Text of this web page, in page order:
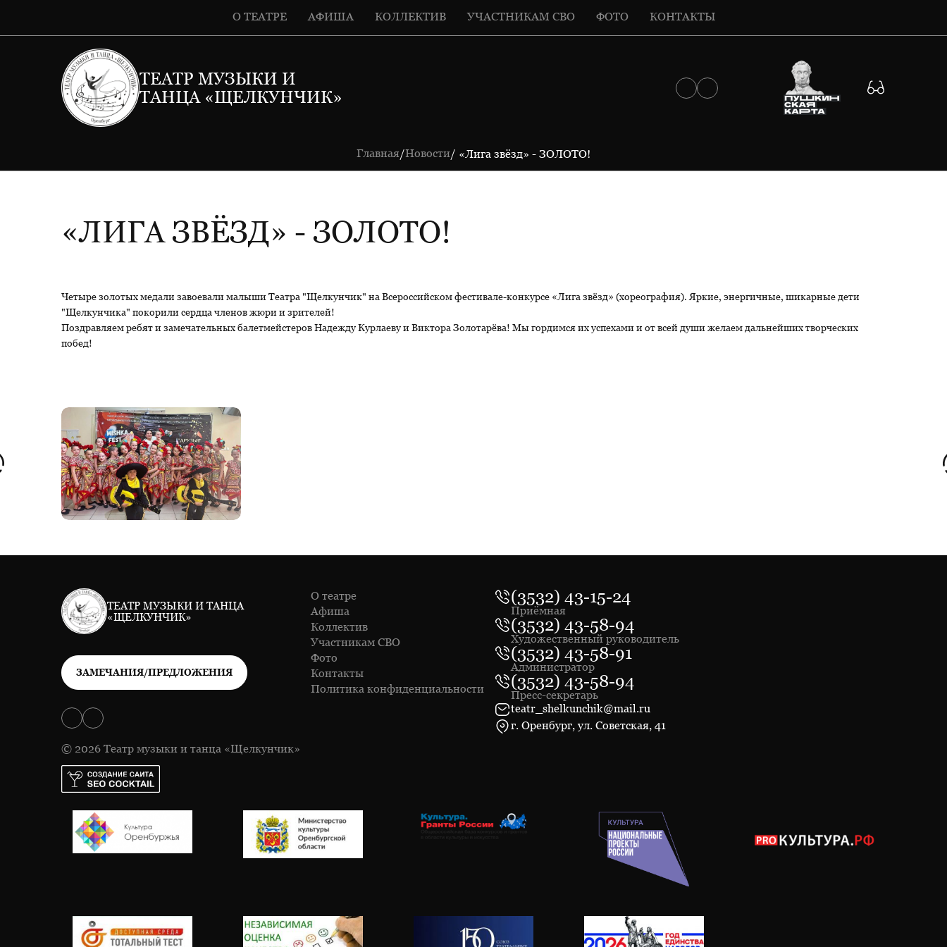
О ТЕАТРЕ АФИША КОЛЛЕКТИВ УЧАСТНИКАМ СВО ФОТО КОНТАКТЫ
ТЕАТР МУЗЫКИ И
ТАНЦА «ЩЕЛКУНЧИК»
Главная/Новости/ «Лига звёзд» - ЗОЛОТО!
«ЛИГА ЗВЁЗД» - ЗОЛОТО!
Четыре золотых медали завоевали малыши Театра "Щелкунчик" на Всероссийском фестивале-конкурсе «Лига звёзд» (хореография). Яркие, энергичные, шикарные дети
"Щелкунчика" покорили сердца членов жюри и зрителей!
Поздравляем ребят и замечательных балетмейстеров Надежду Курлаеву и Виктора Золотарёва! Мы гордимся их успехами и от всей души желаем дальнейших творческих
побед!
ТЕАТР МУЗЫКИ И ТАНЦА
«ЩЕЛКУНЧИК»
ЗАМЕЧАНИЯ/ПРЕДЛОЖЕНИЯ
© 2026 Театр музыки и танца «Щелкунчик»
О театре
Афиша
Коллектив
Участникам СВО
Фото
Контакты
Политика конфиденциальности
(3532) 43-15-24
Приёмная
(3532) 43-58-94
Художественный руководитель
(3532) 43-58-91
Администратор
(3532) 43-58-94
Пресс-секретарь
teatr_shelkunchik@mail.ru
г. Оренбург, ул. Советская, 41